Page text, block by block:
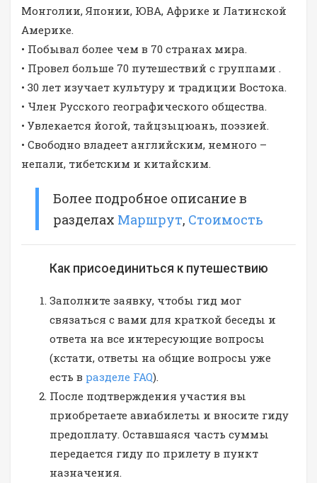
Монголии, Японии, ЮВА, Африке и Латинской
Америке.
• Побывал более чем в 70 странах мира.
• Провел больше 70 путешествий с группами .
• 30 лет изучает культуру и традиции Востока.
• Член Русского географического общества.
• Увлекается йогой, тайцзыцюань, поэзией.
• Свободно владеет английским, немного –
непали, тибетским и китайским.
Более подробное описание в
разделах Маршрут, Стоимость
Как присоединиться к путешествию
Заполните заявку, чтобы гид мог
связаться с вами для краткой беседы и
ответа на все интересующие вопросы
(кстати, ответы на общие вопросы уже
есть в разделе FAQ).
После подтверждения участия вы
приобретаете авиабилеты и вносите гиду
предоплату. Оставшаяся часть суммы
передается гиду по прилету в пункт
назначения.